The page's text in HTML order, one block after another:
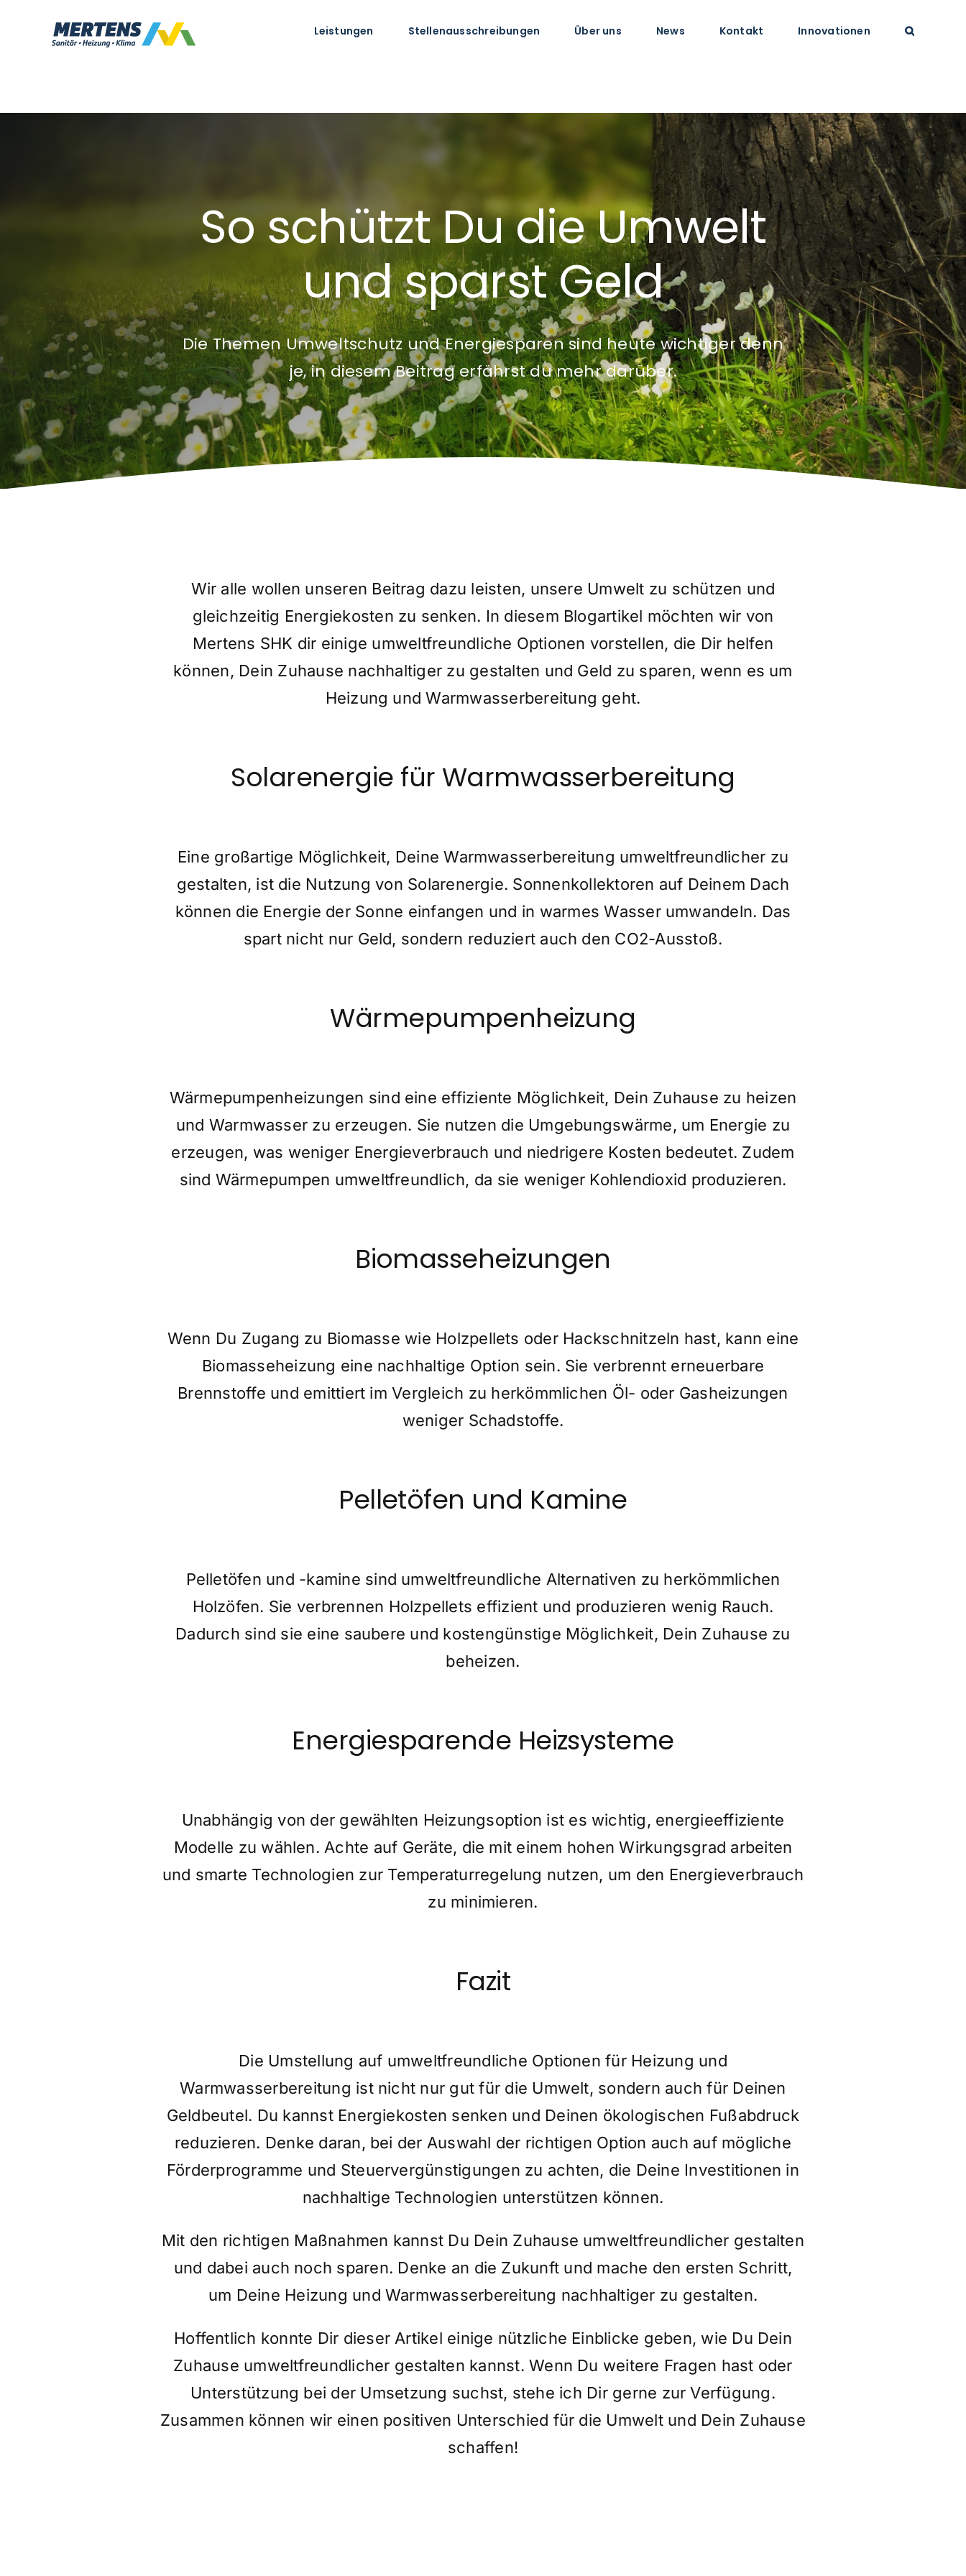
Leistungen Stellenausschreibungen Über uns News Kontakt Innovationen
So schützt Du die Umwelt
und sparst Geld
Die Themen Umweltschutz und Energiesparen sind heute wichtiger denn
je, in diesem Beitrag erfährst du mehr darüber.
Wir alle wollen unseren Beitrag dazu leisten, unsere Umwelt zu schützen und
gleichzeitig Energiekosten zu senken. In diesem Blogartikel möchten wir von
Mertens SHK dir einige umweltfreundliche Optionen vorstellen, die Dir helfen
können, Dein Zuhause nachhaltiger zu gestalten und Geld zu sparen, wenn es um
Heizung und Warmwasserbereitung geht.
Solarenergie für Warmwasserbereitung
Eine großartige Möglichkeit, Deine Warmwasserbereitung umweltfreundlicher zu
gestalten, ist die Nutzung von Solarenergie. Sonnenkollektoren auf Deinem Dach
können die Energie der Sonne einfangen und in warmes Wasser umwandeln. Das
spart nicht nur Geld, sondern reduziert auch den CO2-Ausstoß.
Wärmepumpenheizung
Wärmepumpenheizungen sind eine effiziente Möglichkeit, Dein Zuhause zu heizen
und Warmwasser zu erzeugen. Sie nutzen die Umgebungswärme, um Energie zu
erzeugen, was weniger Energieverbrauch und niedrigere Kosten bedeutet. Zudem
sind Wärmepumpen umweltfreundlich, da sie weniger Kohlendioxid produzieren.
Biomasseheizungen
Wenn Du Zugang zu Biomasse wie Holzpellets oder Hackschnitzeln hast, kann eine
Biomasseheizung eine nachhaltige Option sein. Sie verbrennt erneuerbare
Brennstoffe und emittiert im Vergleich zu herkömmlichen Öl- oder Gasheizungen
weniger Schadstoffe.
Pelletöfen und Kamine
Pelletöfen und -kamine sind umweltfreundliche Alternativen zu herkömmlichen
Holzöfen. Sie verbrennen Holzpellets effizient und produzieren wenig Rauch.
Dadurch sind sie eine saubere und kostengünstige Möglichkeit, Dein Zuhause zu
beheizen.
Energiesparende Heizsysteme
Unabhängig von der gewählten Heizungsoption ist es wichtig, energieeffiziente
Modelle zu wählen. Achte auf Geräte, die mit einem hohen Wirkungsgrad arbeiten
und smarte Technologien zur Temperaturregelung nutzen, um den Energieverbrauch
zu minimieren.
Fazit
Die Umstellung auf umweltfreundliche Optionen für Heizung und
Warmwasserbereitung ist nicht nur gut für die Umwelt, sondern auch für Deinen
Geldbeutel. Du kannst Energiekosten senken und Deinen ökologischen Fußabdruck
reduzieren. Denke daran, bei der Auswahl der richtigen Option auch auf mögliche
Förderprogramme und Steuervergünstigungen zu achten, die Deine Investitionen in
nachhaltige Technologien unterstützen können.
Mit den richtigen Maßnahmen kannst Du Dein Zuhause umweltfreundlicher gestalten
und dabei auch noch sparen. Denke an die Zukunft und mache den ersten Schritt,
um Deine Heizung und Warmwasserbereitung nachhaltiger zu gestalten.
Hoffentlich konnte Dir dieser Artikel einige nützliche Einblicke geben, wie Du Dein
Zuhause umweltfreundlicher gestalten kannst. Wenn Du weitere Fragen hast oder
Unterstützung bei der Umsetzung suchst, stehe ich Dir gerne zur Verfügung.
Zusammen können wir einen positiven Unterschied für die Umwelt und Dein Zuhause
schaffen!